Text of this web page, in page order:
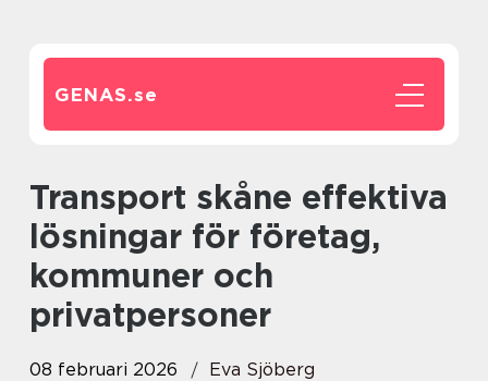
GENAS.se
Transport skåne effektiva
lösningar för företag,
kommuner och
privatpersoner
08 februari 2026
Eva Sjöberg